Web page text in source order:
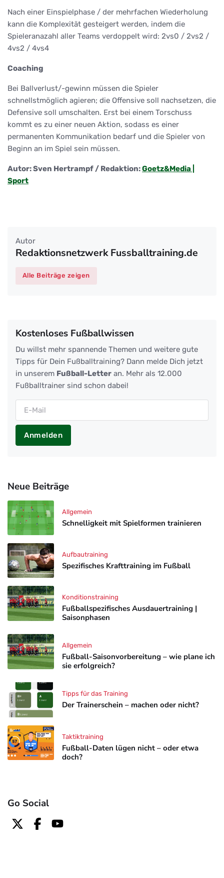
Nach einer Einspielphase / der mehrfachen Wiederholung
kann die Komplexität gesteigert werden, indem die
Spieleranazahl aller Teams verdoppelt wird: 2vs0 / 2vs2 /
4vs2 / 4vs4
Coaching
Bei Ballverlust/-gewinn müssen die Spieler
schnellstmöglich agieren; die Offensive soll nachsetzen, die
Defensive soll umschalten. Erst bei einem Torschuss
kommt es zu einer neuen Aktion, sodass es einer
permanenten Kommunikation bedarf und die Spieler von
Beginn an im Spiel sein müssen.
Autor: Sven Hertrampf / Redaktion:Goetz&Media |
Sport
Autor
Redaktionsnetzwerk Fussballtraining.de
Alle Beiträge zeigen
Kostenloses Fußballwissen
Du willst mehr spannende Themen und weitere gute
Tipps für Dein Fußballtraining? Dann melde Dich jetzt
in unserem Fußball-Letter an. Mehr als 12.000
Fußballtrainer sind schon dabei!
Anmelden
Neue Beiträge
Schnelligkeit mit Spielformen trainieren
Allgemein
Spezifisches Krafttraining im Fußball
Aufbautraining
Fußballspezifisches Ausdauertraining |
Saisonphasen
Konditionstraining
Fußball-Saisonvorbereitung – wie plane ich
sie erfolgreich?
Allgemein
Der Trainerschein – machen oder nicht?
Tipps für das Training
Fußball-Daten lügen nicht – oder etwa
doch?
Taktiktraining
Go Social